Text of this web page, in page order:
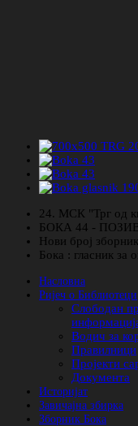
24. МСК "Трг од
БОКА 44 -
Нови број
Бока : гласник за
Насловна
Ријеч о Библиотеци
Слободан
Водич за
Правилници
Пројекти
Документа
Историјат
Завичајна збирка
Зборник Бока